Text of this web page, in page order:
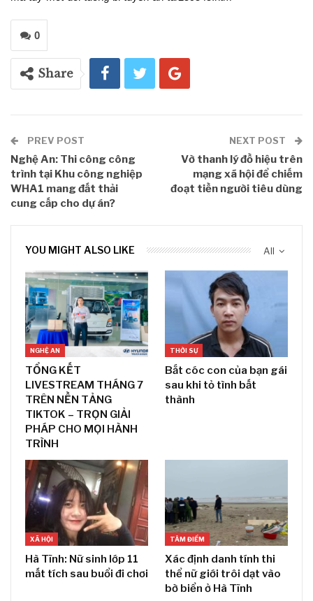
0
Share
PREV POST
Nghệ An: Thi công công
trình tại Khu công nghiệp
WHA1 mang đất thải
cung cấp cho dự án?
NEXT POST
Vờ thanh lý đồ hiệu trên
mạng xã hội để chiếm
đoạt tiền người tiêu dùng
All
YOU MIGHT ALSO LIKE
NGHỆ AN
TỔNG KẾT
LIVESTREAM THÁNG 7
TRÊN NỀN TẢNG
TIKTOK – TRỌN GIẢI
PHÁP CHO MỌI HÀNH
TRÌNH
THỜI SỰ
Bắt cóc con của bạn gái
sau khi tỏ tình bất
thành
XÃ HỘI
Hà Tĩnh: Nữ sinh lớp 11
mất tích sau buổi đi chơi
TÂM ĐIỂM
Xác định danh tính thi
thể nữ giới trôi dạt vào
bờ biển ở Hà Tĩnh